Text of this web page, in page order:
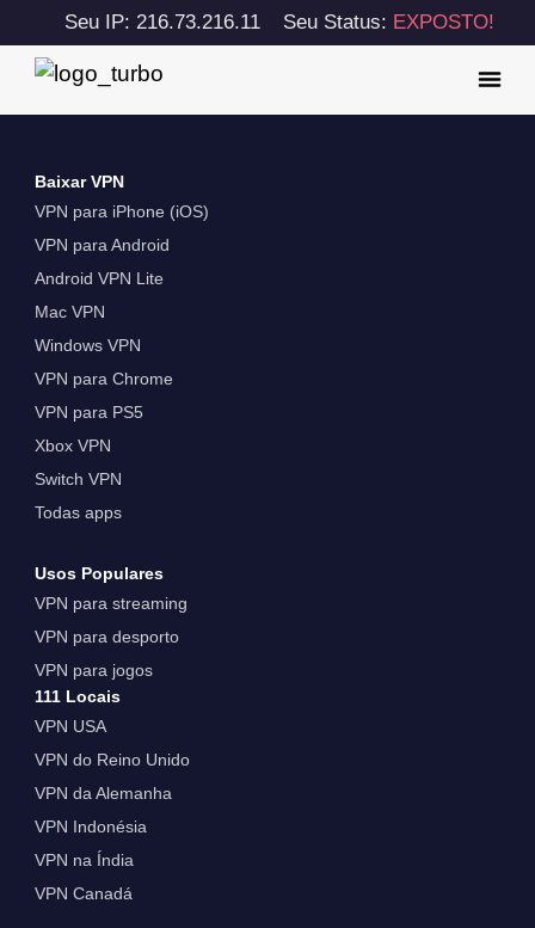
Seu IP: 216.73.216.11 Seu Status: EXPOSTO!
Baixar VPN
VPN para iPhone (iOS)
VPN para Android
Android VPN Lite
Mac VPN
Windows VPN
VPN para Chrome
VPN para PS5
Xbox VPN
Switch VPN
Todas apps
Usos Populares
VPN para streaming
VPN para desporto
VPN para jogos
111 Locais
VPN USA
VPN do Reino Unido
VPN da Alemanha
VPN Indonésia
VPN na Índia
VPN Canadá